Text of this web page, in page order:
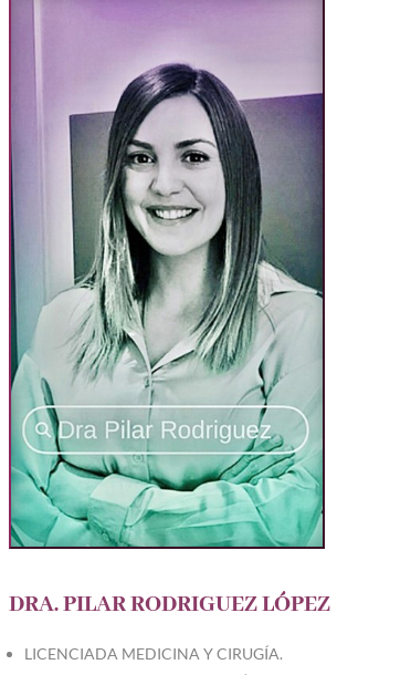
DRA. PILAR RODRIGUEZ LÓPEZ
LICENCIADA MEDICINA Y CIRUGÍA.